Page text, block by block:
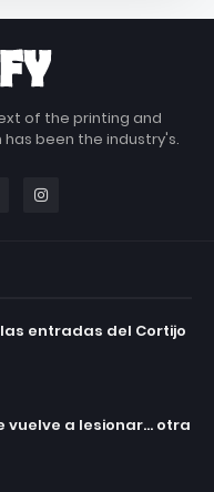
of the printing and
been the industry's.
entradas del Cortijo
vuelve a lesionar... otra